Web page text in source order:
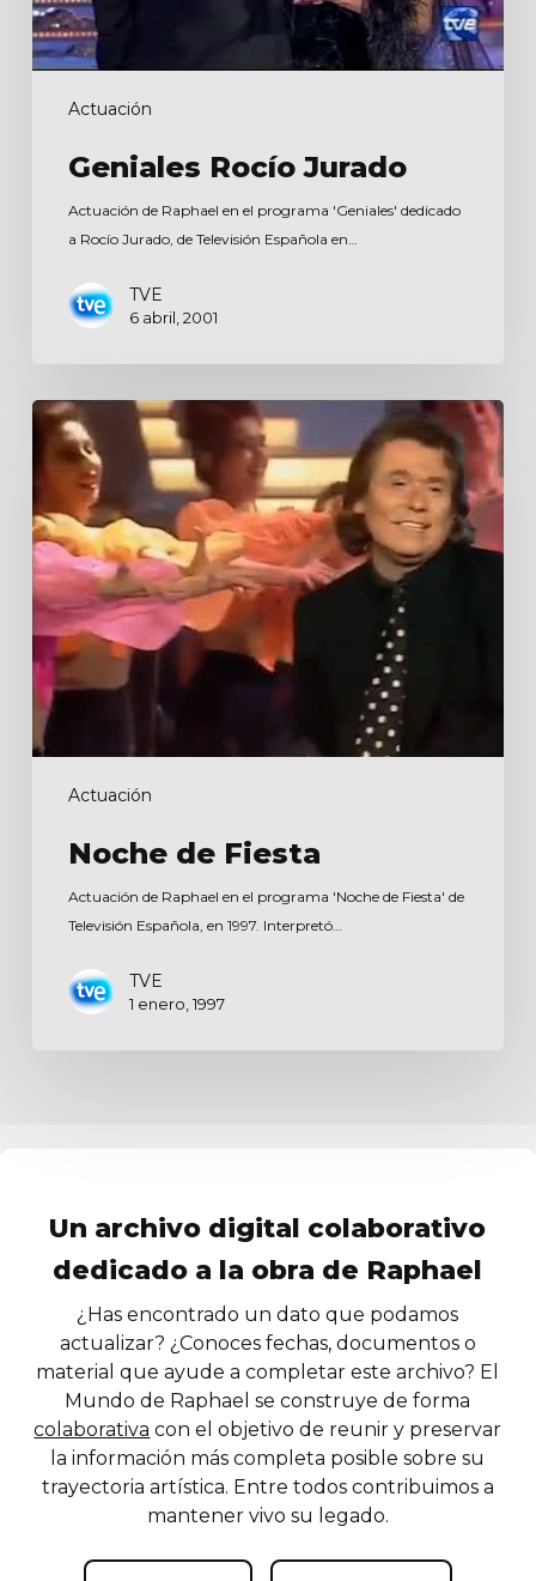
Actuación
Geniales Rocío Jurado
Actuación de Raphael en el programa 'Geniales' dedicado
a Rocío Jurado, de Televisión Española en…
TVE
6 abril, 2001
Actuación
Noche
de
Fiesta
Noche de Fiesta
Actuación de Raphael en el programa 'Noche de Fiesta' de
Televisión Española, en 1997. Interpretó…
TVE
1 enero, 1997
Un archivo digital colaborativo
dedicado a la obra de Raphael
¿Has encontrado un dato que podamos
actualizar? ¿Conoces fechas, documentos o
material que ayude a completar este archivo? El
Mundo de Raphael se construye de forma
colaborativa con el objetivo de reunir y preservar
la información más completa posible sobre su
trayectoria artística. Entre todos contribuimos a
mantener vivo su legado.